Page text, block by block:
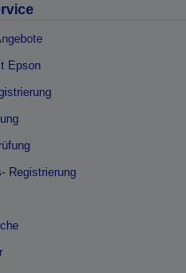
Epson
Registrierung